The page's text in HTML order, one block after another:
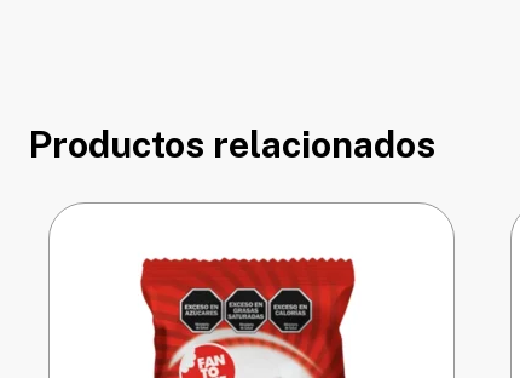
Productos relacionados